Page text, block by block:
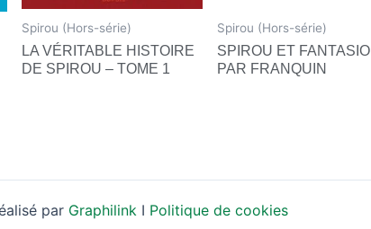
Spirou (Hors-série)
LA VÉRITABLE HISTOIRE
DE SPIROU – TOME 1
Spirou (Hors-série)
SPIROU ET FANTASIO
PAR FRANQUIN
par Graphilink I Politique de cookies